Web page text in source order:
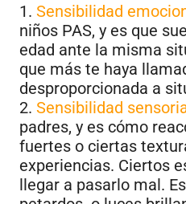
1. Sensibilidad
niños PAS, y es que
edad ante la misma
que más te haya
desproporcionada a
2. Sensibilidad
padres, y es cómo
fuertes o ciertas
experiencias. Ciertos
llegar a pasarlo mal.